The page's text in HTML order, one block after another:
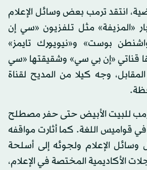
انتقد ترمب بعض وسائل الإعلام
«المزيفة» مثل تلفزيون «سي إن
بوست» و«نيويورك تايمز»
قناتي «إن بي سي» وشقيقتها «سي
وجه كيلا من المديح لقناة
للبيت الأبيض حتى حفر مصطلح
قواميس اللغة. كما أثارت مواقفه
وسائل الإعلام ولجوئه إلى أسلحة
الأكاديمية المختصة في الإعلام،